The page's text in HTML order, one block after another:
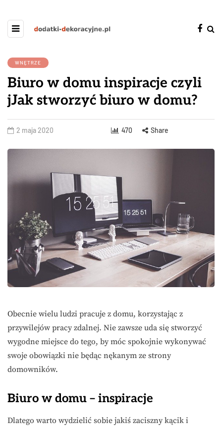
WNĘTRZE
Biuro w domu inspiracje czyli
jJak stworzyć biuro w domu?
2 maja 2020 470 Share
Obecnie wielu ludzi pracuje z domu, korzystając z
przywilejów pracy zdalnej. Nie zawsze uda się stworzyć
wygodne miejsce do tego, by móc spokojnie wykonywać
swoje obowiązki nie będąc nękanym ze strony
domowników.
Biuro w domu – inspiracje
Dlatego warto wydzielić sobie jakiś zaciszny kącik i